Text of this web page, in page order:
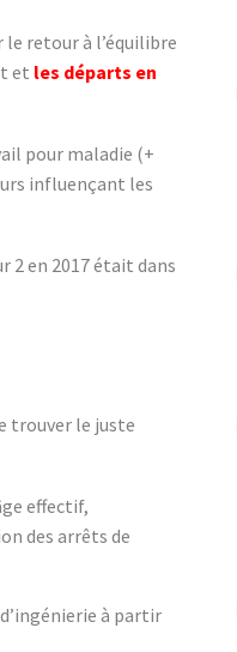
retour à l’équilibre
et les départs en
pour maladie (+
influençant les
2 en 2017 était dans
trouver le juste
effectif,
des arrêts de
à partir